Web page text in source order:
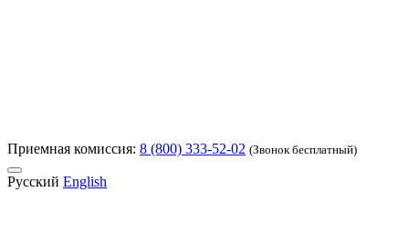
Приемная комиссия: 8 (800) 333-52-02 (Звонок бесплатный)
Русский English